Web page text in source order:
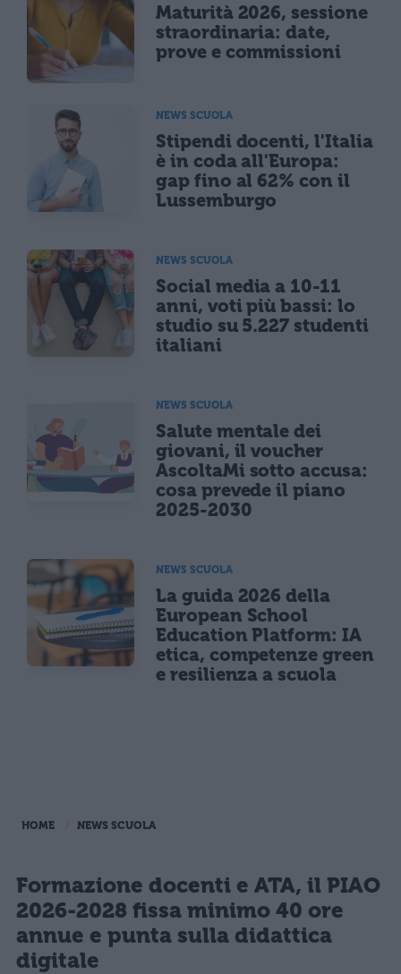
Maturità 2026, sessione
straordinaria: date,
prove e commissioni
NEWS SCUOLA
Stipendi docenti, l'Italia
è in coda all'Europa:
gap fino al 62% con il
Lussemburgo
NEWS SCUOLA
Social media a 10-11
anni, voti più bassi: lo
studio su 5.227 studenti
italiani
NEWS SCUOLA
Salute mentale dei
giovani, il voucher
AscoltaMi sotto accusa:
cosa prevede il piano
2025-2030
NEWS SCUOLA
La guida 2026 della
European School
Education Platform: IA
etica, competenze green
e resilienza a scuola
HOME NEWS SCUOLA
Formazione docenti e ATA, il PIAO
2026-2028 fissa minimo 40 ore
annue e punta sulla didattica
digitale